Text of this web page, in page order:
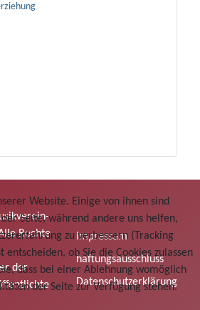
Rechte
der
Impressum
haftungsausschluss
Datenschutzerklärung
Website. Einige von ihnen sind
Seite, während andere uns helfen,
zu verbessern (Tracking
entscheiden, ob Sie die Cookies zulassen
dass bei einer Ablehnung womöglich
der Seite zur Verfügung stehen.